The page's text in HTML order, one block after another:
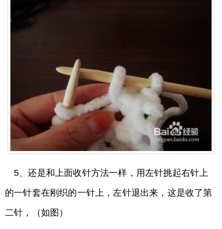
5、还是和上面收针方法一样，用左针挑起右针上
的一针套在刚织的一针上，左针退出来，这是收了第
二针，（如图）